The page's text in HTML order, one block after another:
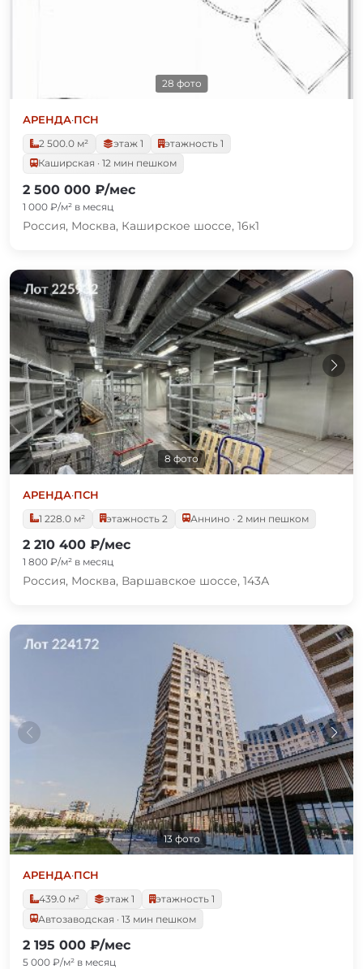
28 фото
АРЕНДА·ПСН
2 500.0 м²
этаж 1
этажность 1
Каширская · 12 мин пешком
2 500 000 ₽/мес
1 000 ₽/м² в месяц
Россия, Москва, Каширское шоссе, 16к1
8 фото
АРЕНДА·ПСН
1 228.0 м²
этажность 2 Аннино · 2 мин пешком
2 210 400 ₽/мес
1 800 ₽/м² в месяц
Россия, Москва, Варшавское шоссе, 143А
13 фото
АРЕНДА·ПСН
439.0 м²
этаж 1
этажность 1
Автозаводская · 13 мин пешком
2 195 000 ₽/мес
5 000 ₽/м² в месяц